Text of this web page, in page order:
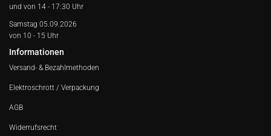
und von 14 - 17:30 Uhr
Samstag 05.09.2026
von 10 - 15 Uhr
Informationen
Versand- & Bezahlmethoden
Elektroschrott / Verpackung
AGB
Widerrufsrecht